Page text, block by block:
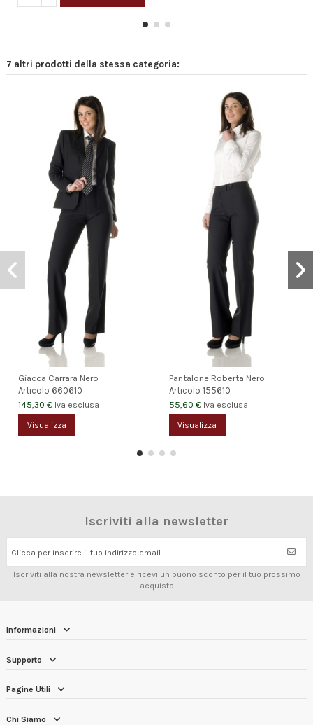
7 altri prodotti della stessa categoria:
Giacca Carrara Nero
Articolo 660610
145,30 € Iva esclusa
Visualizza
Pantalone Roberta Nero
Articolo 155610
55,60 € Iva esclusa
Visualizza
Iscriviti alla newsletter
Clicca per inserire il tuo indirizzo email
Iscriviti alla nostra newsletter e ricevi un buono sconto per il tuo prossimo
acquisto
Informazioni
Supporto
Pagine Utili
Chi Siamo